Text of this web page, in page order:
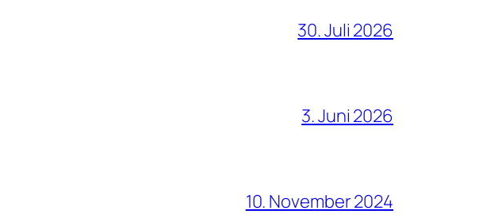
30. Juli 2026
3. Juni 2026
10. November 2024